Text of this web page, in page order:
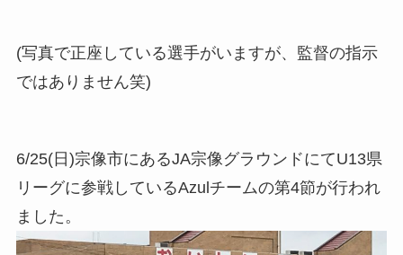
(写真で正座している選手がいますが、監督の指示
ではありません笑)
6/25(日)宗像市にあるJA宗像グラウンドにてU13県
リーグに参戦しているAzulチームの第4節が行われ
ました。